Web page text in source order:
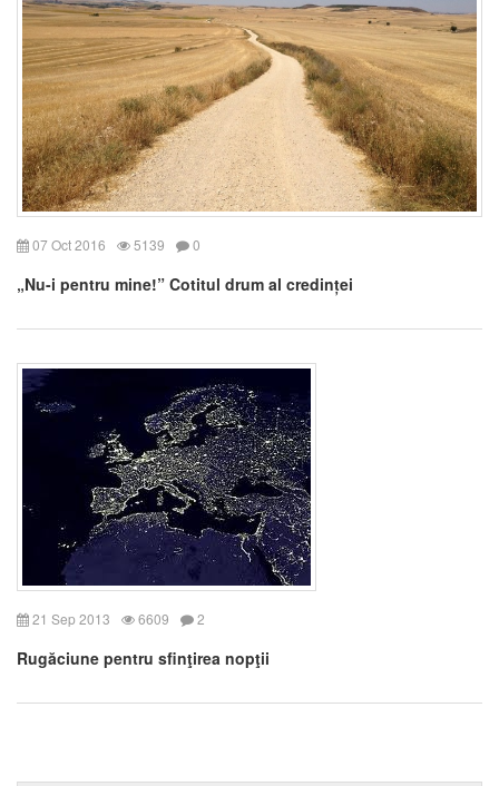
07 Oct 2016 5139 0
„Nu-i pentru mine!” Cotitul drum al credinței
21 Sep 2013 6609 2
Rugăciune pentru sfinţirea nopţii